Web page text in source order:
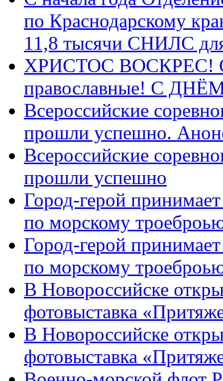
по Краснодарскому
11,8 тысячи СНИЛС
ХРИСТОС ВОСКРЕС! С
православные! C
Всероссийские
прошли успешно.
Всероссийские
прошли успешно
Город-герой
по морскому
Город-герой
по морскому
В Новороссийске
фотовыставка
В Новороссийске
фотовыставка